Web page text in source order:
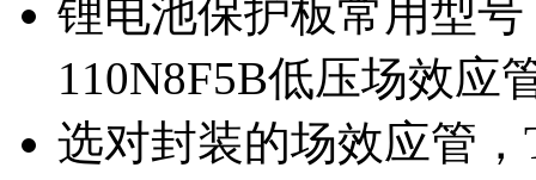
锂电池保护板常用型
110N8F5B低压场效应
选对封装的场效应管